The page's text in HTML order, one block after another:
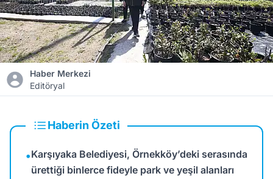
Haber Merkezi
Editöryal
Haberin Özeti
•Karşıyaka Belediyesi, Örnekköy’deki serasında
ürettiği binlerce fideyle park ve yeşil alanları